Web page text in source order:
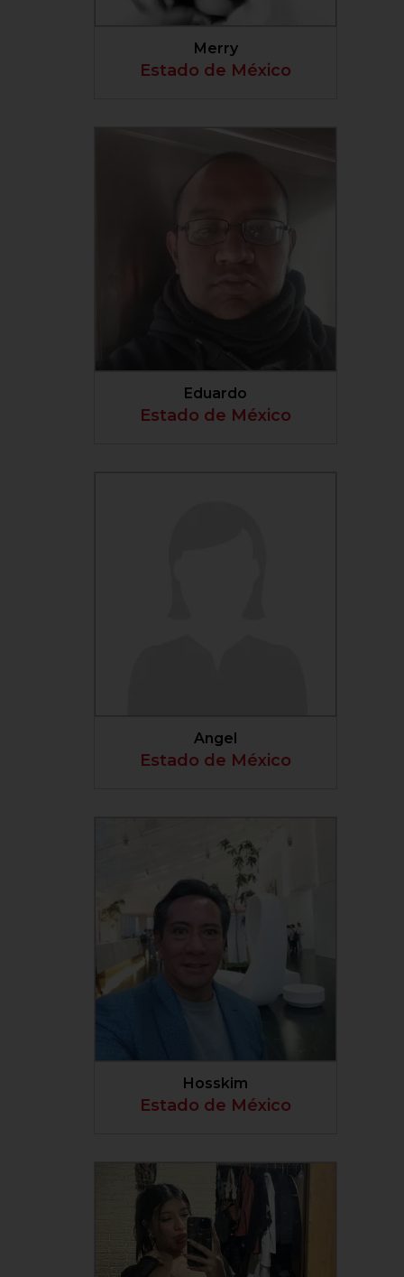
Merry
Estado de México
Eduardo
Estado de México
Angel
Estado de México
Hosskim
Estado de México